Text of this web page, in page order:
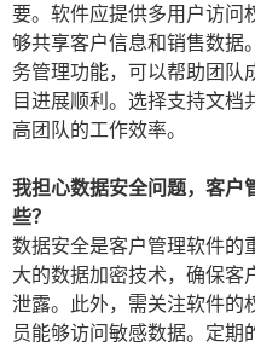
要。软件应提供多用户访问
够共享客户信息和销售数据
务管理功能，可以帮助团队
目进展顺利。选择支持文档
高团队的工作效率。
我担心数据安全问题，客户
些？
数据安全是客户管理软件的
大的数据加密技术，确保客
泄露。此外，需关注软件的
员能够访问敏感数据。定期